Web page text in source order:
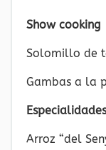
Show cooking
Solomillo de
Gambas a la
Especialidades
Arroz “del